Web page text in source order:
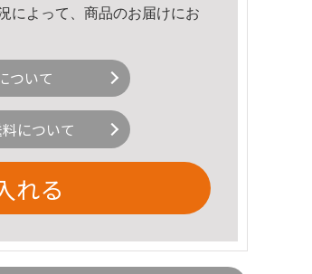
によって、商品のお届けにお
ついて
について
れる